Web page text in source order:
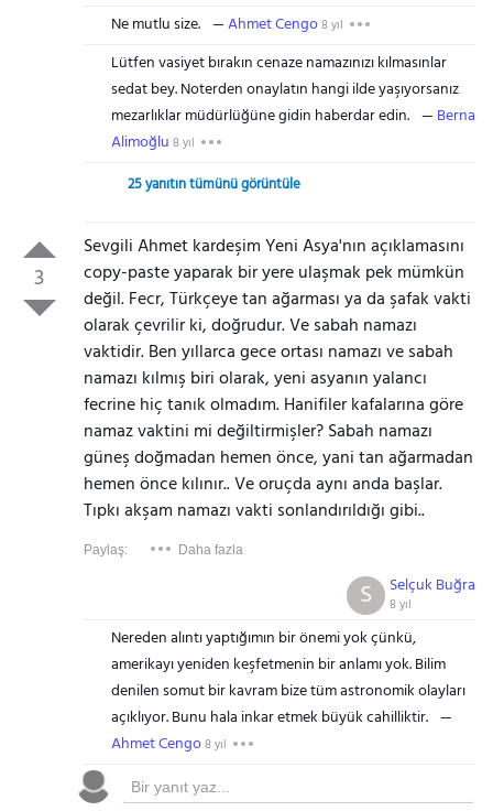
Ne mutlu size. Ahmet Cengo8 yıl
Lütfen vasiyet bırakın cenaze namazınızı kılmasınlar
sedat bey. Noterden onaylatın hangi ilde yaşıyorsanız
mezarlıklar müdürlüğüne gidin haberdar edin.
Berna
Alimoğlu 8 yıl
25 yanıtın tümünü görüntüle
3
Sevgili Ahmet kardeşim Yeni Asya'nın açıklamasını
copy-paste yaparak bir yere ulaşmak pek mümkün
değil. Fecr, Türkçeye tan ağarması ya da şafak vakti
olarak çevrilir ki, doğrudur. Ve sabah namazı
vaktidir. Ben yıllarca gece ortası namazı ve sabah
namazı kılmış biri olarak, yeni asyanın yalancı
fecrine hiç tanık olmadım. Hanifiler kafalarına göre
namaz vaktini mi değiltirmişler? Sabah namazı
güneş doğmadan hemen önce, yani tan ağarmadan
hemen önce kılınır.. Ve oruçda aynı anda başlar.
Tıpkı akşam namazı vakti sonlandırıldığı gibi..
Paylaş: Daha fazla
Selçuk Buğra
8 yıl
S
Nereden alıntı yaptığımın bir önemi yok çünkü,
amerikayı yeniden keşfetmenin bir anlamı yok. Bilim
denilen somut bir kavram bize tüm astronomik olayları
açıklıyor. Bunu hala inkar etmek büyük cahilliktir.
Ahmet Cengo8 yıl